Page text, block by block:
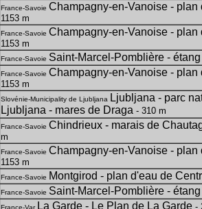
France-Savoie Champagny-en-Vanoise - plan
1153 m
France-Savoie Champagny-en-Vanoise - plan
1153 m
France-Savoie Saint-Marcel-Pomblière -
France-Savoie Champagny-en-Vanoise - plan
1153 m
Slovénie-Municipality de Ljubljana
Ljubljana - parc
Ljubljana - mares de Draga - 310 m
France-Savoie Chindrieux - marais de
m
France-Savoie Champagny-en-Vanoise - plan
1153 m
France-Savoie Montgirod - plan d'eau de
France-Savoie Saint-Marcel-Pomblière -
France-Var La Garde - Le Plan de La Garde -